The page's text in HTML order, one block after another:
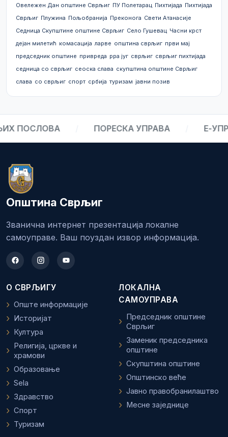
Овележен Дан општине Сврљиг ПУ Полетарац Пихтијада Пихтијада
Сврљиг Плужина Пољобранија Преконога Свети Атанасије
Седница Скупштине општине Сврљиг Село Гушевац Часни крст
дејан милетић комасација ларве општина сврљиг први мај
председник општине привреда рра југ сврљиг сврљиг пихтијада
седница со сврљиг сеоска слава скупштина општине Сврљиг
слава со сврљиг спорт србија туризам јавни позив
ПОСЛОВА ПОРЕСКА УПРАВА Е-
Општина Сврљиг
Званична интернет презентација локалне
самоуправе. Ваш поуздан извор информација.
О СВРЉИГУ
Опште информације
Историјат
Култура
Религија, цркве и
храмови
Образовање
Sela
Здравство
Спорт
Туризам
ЛОКАЛНА
САМОУПРАВА
Председник општине
Сврљиг
Заменик председника
општине
Скупштина општине
Општинско веће
Јавно правобранилаштво
Месне заједнице